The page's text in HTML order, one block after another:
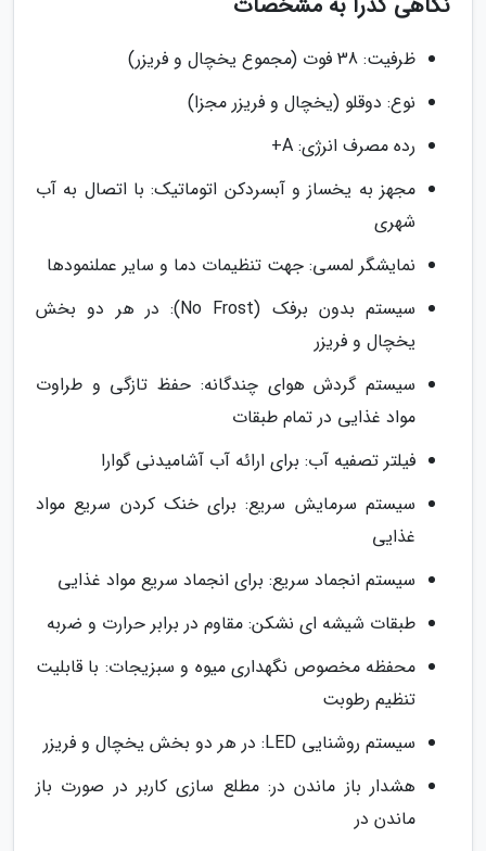
ظرفیت: 38 فوت (مجموع یخچال و فریزر)
نوع: دوقلو (یخچال و فریزر مجزا)
رده مصرف انرژی: A+
مجهز به یخساز و آبسردکن اتوماتیک: با اتصال به آب
شهری
نمایشگر لمسی: جهت تنظیمات دما و سایر عملنمودها
سیستم بدون برفک (No Frost): در هر دو بخش
یخچال و فریزر
سیستم گردش هوای چندگانه: حفظ تازگی و طراوت
مواد غذایی در تمام طبقات
فیلتر تصفیه آب: برای ارائه آب آشامیدنی گوارا
سیستم سرمایش سریع: برای خنک کردن سریع مواد
غذایی
سیستم انجماد سریع: برای انجماد سریع مواد غذایی
طبقات شیشه ای نشکن: مقاوم در برابر حرارت و ضربه
محفظه مخصوص نگهداری میوه و سبزیجات: با قابلیت
تنظیم رطوبت
سیستم روشنایی LED: در هر دو بخش یخچال و فریزر
هشدار باز ماندن در: مطلع سازی کاربر در صورت باز
ماندن در